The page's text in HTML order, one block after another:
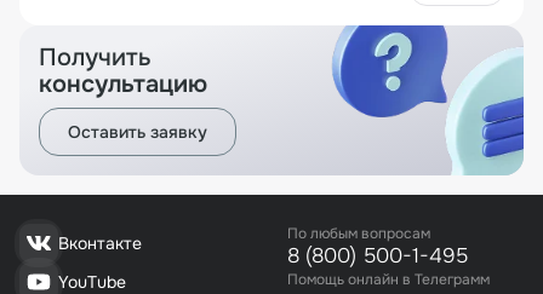
Получить
консультацию
Оставить заявку
Вконтакте
YouTube
По любым вопросам
8 (800) 500-1-495
Помощь онлайн в Телеграмм